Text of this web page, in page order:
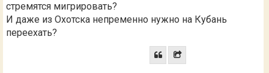
стремятся мигрировать?
И даже из Охотска непременно нужно на Кубань
переехать?